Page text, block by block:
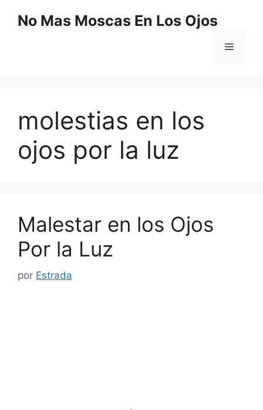
No Mas Moscas En Los Ojos
Menú
molestias en los
ojos por la luz
Malestar en los Ojos
Por la Luz
por Estrada